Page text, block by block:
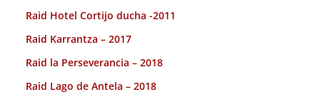
Raid Hotel Cortijo ducha -2011
Raid Karrantza – 2017
Raid la Perseverancia – 2018
Raid Lago de Antela – 2018